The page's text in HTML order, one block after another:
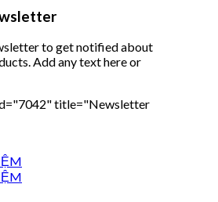
to get notified about
Add any text here or
title="Newsletter